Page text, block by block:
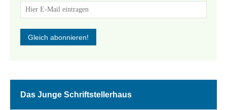
Das Junge Schriftstellerhaus